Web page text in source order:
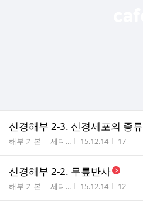
신경해부 2-3. 신경세포의 종류
게시판명
해부 기본 작성자
세디... 작성시간
15.12.14 조회수
17
신경해부 2-2. 무릎반사
게시판명
해부 기본 작성자
세디... 작성시간
15.12.14 조회수
12